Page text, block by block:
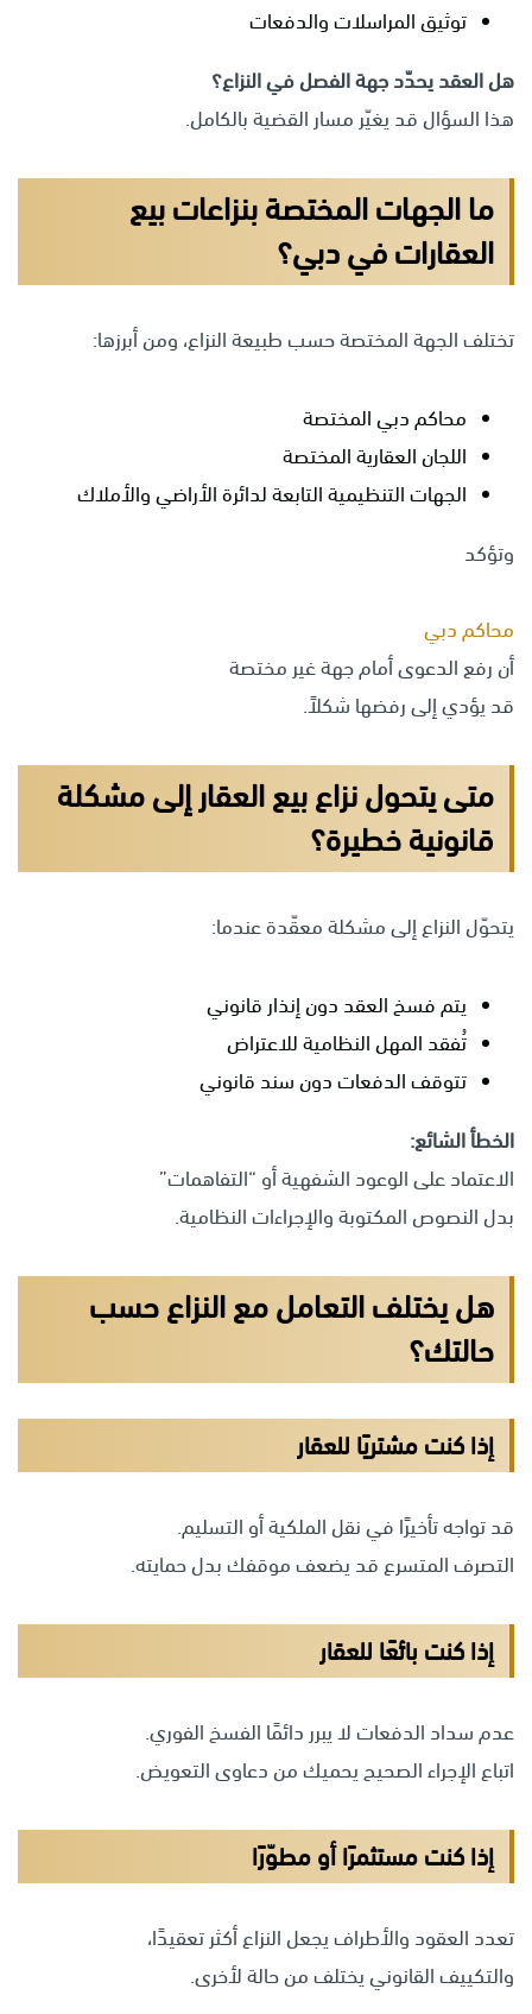
توثيق المراسلات والدفعات
هل العقد يحدّد جهة الفصل في النزاع؟
هذا السؤال قد يغيّر مسار القضية بالكامل.
ما الجهات المختصة بنزاعات بيع
العقارات في دبي؟
تختلف الجهة المختصة حسب طبيعة النزاع، ومن أبرزها:
محاكم دبي المختصة
اللجان العقارية المختصة
الجهات التنظيمية التابعة لدائرة الأراضي والأملاك
وتؤكد
محاكم دبي
أن رفع الدعوى أمام جهة غير مختصة
قد يؤدي إلى رفضها شكلاً.
متى يتحول نزاع بيع العقار إلى مشكلة
قانونية خطيرة؟
يتحوّل النزاع إلى مشكلة معقّدة عندما:
يتم فسخ العقد دون إنذار قانوني
تُفقد المهل النظامية للاعتراض
تتوقف الدفعات دون سند قانوني
الخطأ الشائع:
الاعتماد على الوعود الشفهية أو “التفاهمات”
بدل النصوص المكتوبة والإجراءات النظامية.
هل يختلف التعامل مع النزاع حسب
حالتك؟
إذا كنت مشتريًا للعقار
قد تواجه تأخيرًا في نقل الملكية أو التسليم.
التصرف المتسرع قد يضعف موقفك بدل حمايته.
إذا كنت بائعًا للعقار
عدم سداد الدفعات لا يبرر دائمًا الفسخ الفوري.
اتباع الإجراء الصحيح يحميك من دعاوى التعويض.
إذا كنت مستثمرًا أو مطوّرًا
تعدد العقود والأطراف يجعل النزاع أكثر تعقيدًا،
والتكييف القانوني يختلف من حالة لأخرى.